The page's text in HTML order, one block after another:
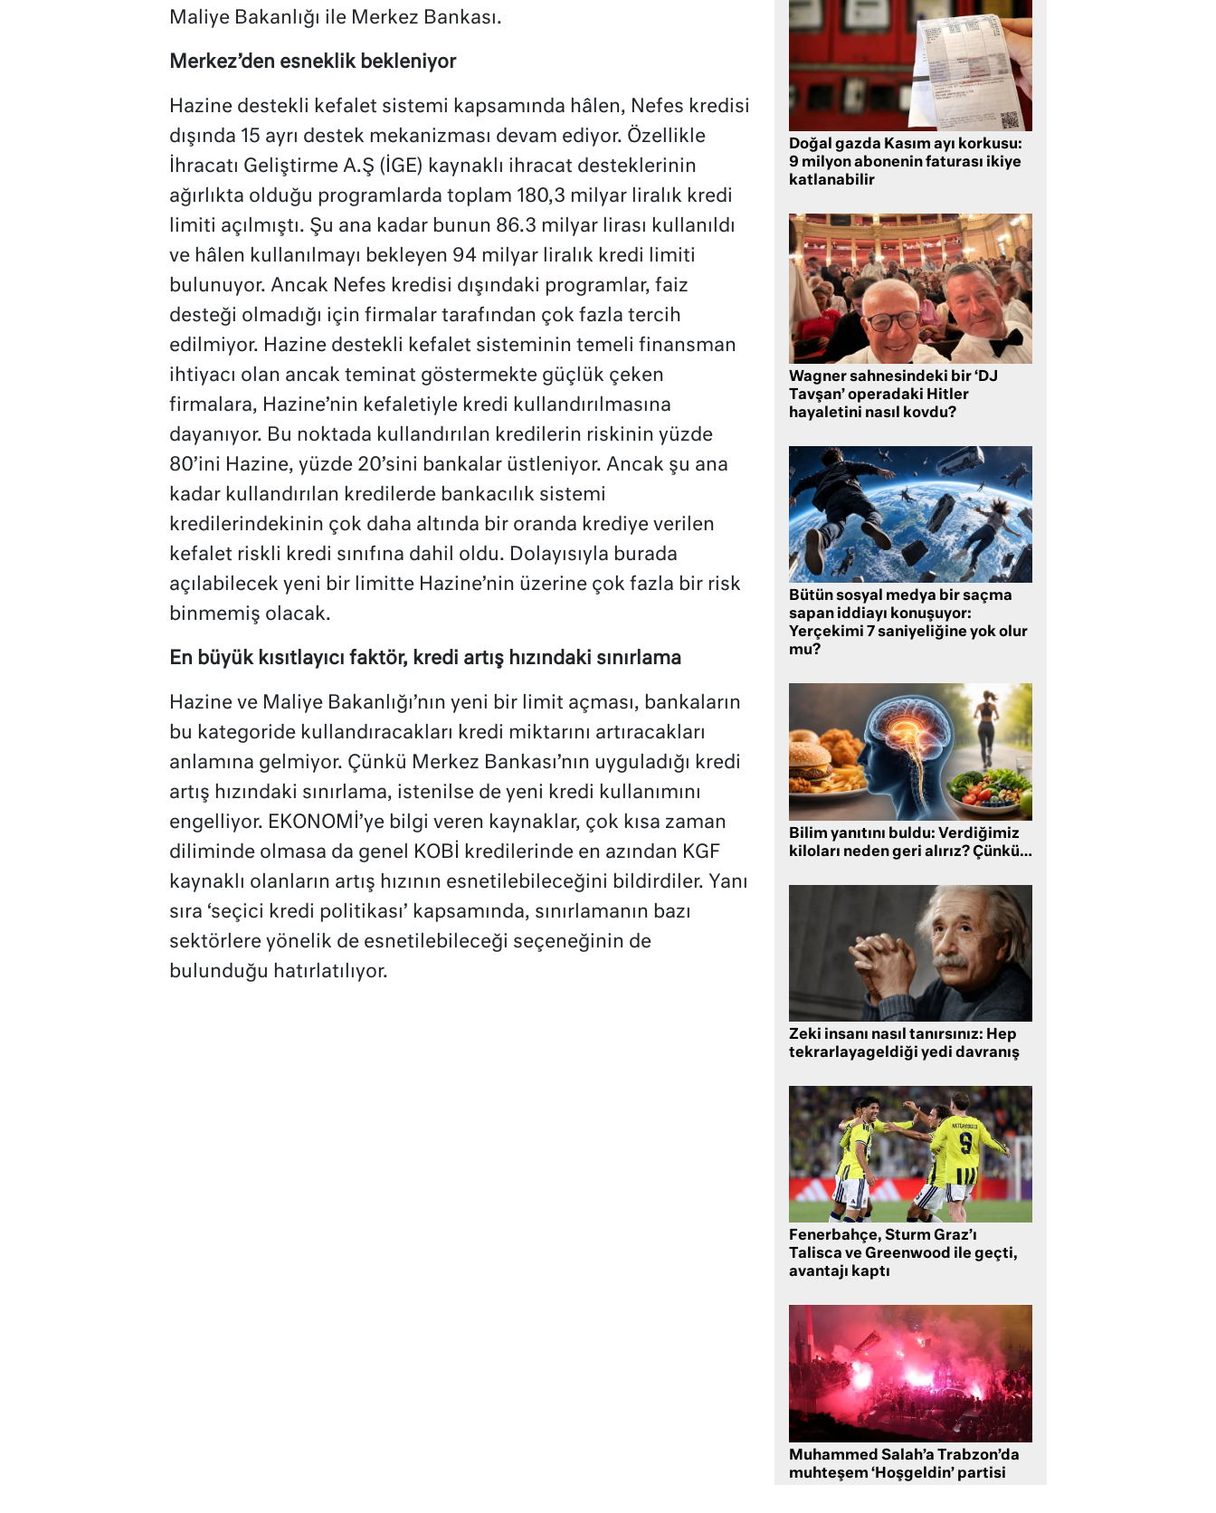
Maliye Bakanlığı ile Merkez Bankası.
Merkez’den esneklik bekleniyor
Hazine destekli kefalet sistemi kapsamında hâlen, Nefes kredisi
dışında 15 ayrı destek mekanizması devam ediyor. Özellikle
İhracatı Geliştirme A.Ş (İGE) kaynaklı ihracat desteklerinin
ağırlıkta olduğu programlarda toplam 180,3 milyar liralık kredi
limiti açılmıştı. Şu ana kadar bunun 86.3 milyar lirası kullanıldı
ve hâlen kullanılmayı bekleyen 94 milyar liralık kredi limiti
bulunuyor. Ancak Nefes kredisi dışındaki programlar, faiz
desteği olmadığı için firmalar tarafından çok fazla tercih
edilmiyor. Hazine destekli kefalet sisteminin temeli finansman
ihtiyacı olan ancak teminat göstermekte güçlük çeken
firmalara, Hazine’nin kefaletiyle kredi kullandırılmasına
dayanıyor. Bu noktada kullandırılan kredilerin riskinin yüzde
80’ini Hazine, yüzde 20’sini bankalar üstleniyor. Ancak şu ana
kadar kullandırılan kredilerde bankacılık sistemi
kredilerindekinin çok daha altında bir oranda krediye verilen
kefalet riskli kredi sınıfına dahil oldu. Dolayısıyla burada
açılabilecek yeni bir limitte Hazine’nin üzerine çok fazla bir risk
binmemiş olacak.
En büyük kısıtlayıcı faktör, kredi artış hızındaki sınırlama
Hazine ve Maliye Bakanlığı’nın yeni bir limit açması, bankaların
bu kategoride kullandıracakları kredi miktarını artıracakları
anlamına gelmiyor. Çünkü Merkez Bankası’nın uyguladığı kredi
artış hızındaki sınırlama, istenilse de yeni kredi kullanımını
engelliyor. EKONOMİ’ye bilgi veren kaynaklar, çok kısa zaman
diliminde olmasa da genel KOBİ kredilerinde en azından KGF
kaynaklı olanların artış hızının esnetilebileceğini bildirdiler. Yanı
sıra ‘seçici kredi politikası’ kapsamında, sınırlamanın bazı
sektörlere yönelik de esnetilebileceği seçeneğinin de
bulunduğu hatırlatılıyor.
Doğal gazda Kasım ayı korkusu:
9 milyon abonenin faturası ikiye
katlanabilir
Wagner sahnesindeki bir ‘DJ
Tavşan’ operadaki Hitler
hayaletini nasıl kovdu?
Bütün sosyal medya bir saçma
sapan iddiayı konuşuyor:
Yerçekimi 7 saniyeliğine yok olur
mu?
Bilim yanıtını buldu: Verdiğimiz
kiloları neden geri alırız? Çünkü…
Zeki insanı nasıl tanırsınız: Hep
tekrarlayageldiği yedi davranış
Fenerbahçe, Sturm Graz’ı
Talisca ve Greenwood ile geçti,
avantajı kaptı
Muhammed Salah’a Trabzon’da
muhteşem ‘Hoşgeldin’ partisi